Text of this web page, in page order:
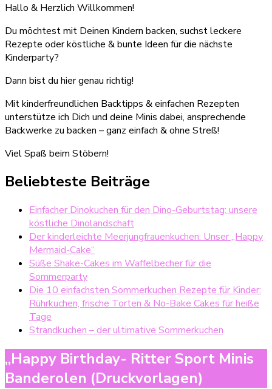
Hallo & Herzlich Willkommen!
Du möchtest mit Deinen Kindern backen, suchst leckere
Rezepte oder köstliche & bunte Ideen für die nächste
Kinderparty?
Dann bist du hier genau richtig!
Mit kinderfreundlichen Backtipps & einfachen Rezepten
unterstütze ich Dich und deine Minis dabei, ansprechende
Backwerke zu backen – ganz einfach & ohne Streß!
Viel Spaß beim Stöbern!
Beliebteste Beiträge
Einfacher Dinokuchen für den Dino-Geburtstag: unsere
köstliche Dinolandschaft
Der kinderleichte Meerjungfrauenkuchen: Unser „Happy
Mermaid-Cake“
Süße Shake-Cakes im Waffelbecher für die
Sommerparty
Die 10 einfachsten Sommerkuchen Rezepte für Kinder:
Rührkuchen, frische Torten & No-Bake Cakes für heiße
Tage
Strandkuchen – der ultimative Sommerkuchen
„Happy Birthday- Ritter Sport Minis
Banderolen (Druckvorlagen)